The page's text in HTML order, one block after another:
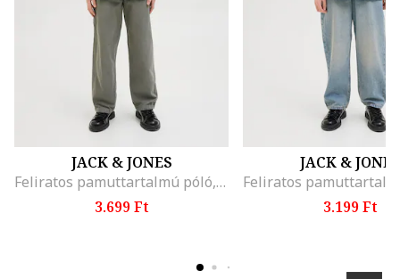
JACK & JONES
Feliratos pamuttartalmú póló, Fekete/Krémszín
3.699 Ft
JACK & JONES
3.199 Ft